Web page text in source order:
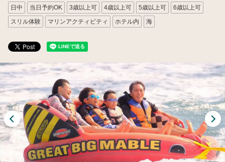
閲覧履歴
お知らせ
日中 当日予約OK 3歳以上可 4歳以上可 5歳以上可
6歳以上可
スリル体験
マリンアクティビティ ホテル内 海